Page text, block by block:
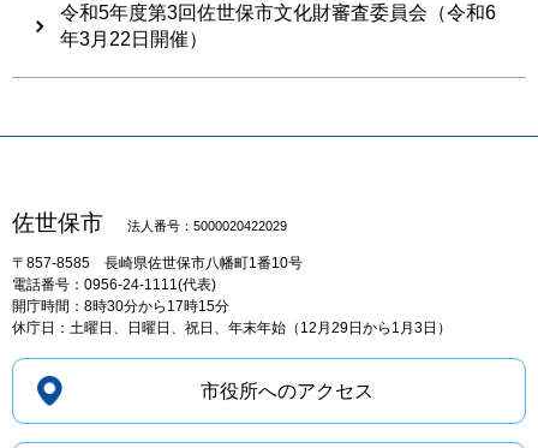
令和5年度第3回佐世保市文化財審査委員会（令和6
年3月22日開催）
佐世保市 法人番号：5000020422029
〒857-8585 長崎県佐世保市八幡町1番10号
電話番号：0956-24-1111(代表)
開庁時間：8時30分から17時15分
休庁日：土曜日、日曜日、祝日、年末年始（12月29日から1月3日）
市役所へのアクセス